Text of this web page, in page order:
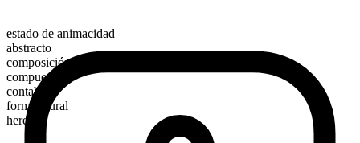
estado de animacidad
abstracto
composición morfológica
compuesto
contable
forma plural
heresies